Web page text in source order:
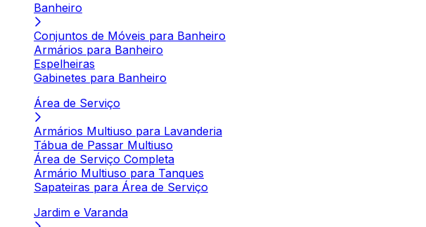
Banheiro
Conjuntos de Móveis para Banheiro
Armários para Banheiro
Espelheiras
Gabinetes para Banheiro
Área de Serviço
Armários Multiuso para Lavanderia
Tábua de Passar Multiuso
Área de Serviço Completa
Armário Multiuso para Tanques
Sapateiras para Área de Serviço
Jardim e Varanda